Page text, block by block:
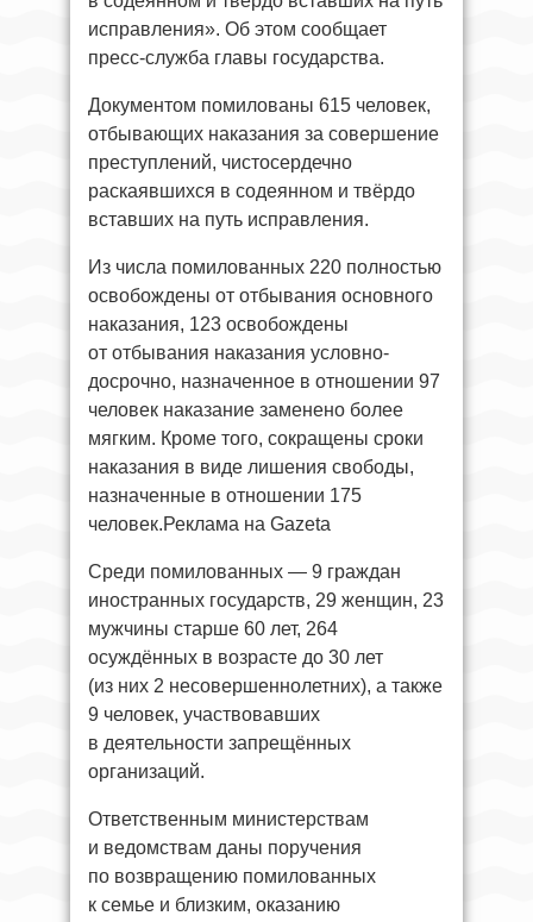
исправления». Об этом сообщает
пресс-служба главы государства.
Документом помилованы 615 человек,
отбывающих наказания за совершение
преступлений, чистосердечно
раскаявшихся в содеянном и твёрдо
вставших на путь исправления.
Из числа помилованных 220 полностью
освобождены от отбывания основного
наказания, 123 освобождены
от отбывания наказания условно-
досрочно, назначенное в отношении 97
человек наказание заменено более
мягким. Кроме того, сокращены сроки
наказания в виде лишения свободы,
назначенные в отношении 175
человек.Реклама на Gazeta
Среди помилованных — 9 граждан
иностранных государств, 29 женщин, 23
мужчины старше 60 лет, 264
осуждённых в возрасте до 30 лет
(из них 2 несовершеннолетних), а также
9 человек, участвовавших
в деятельности запрещённых
организаций.
Ответственным министерствам
и ведомствам даны поручения
по возвращению помилованных
к семье и близким, оказанию